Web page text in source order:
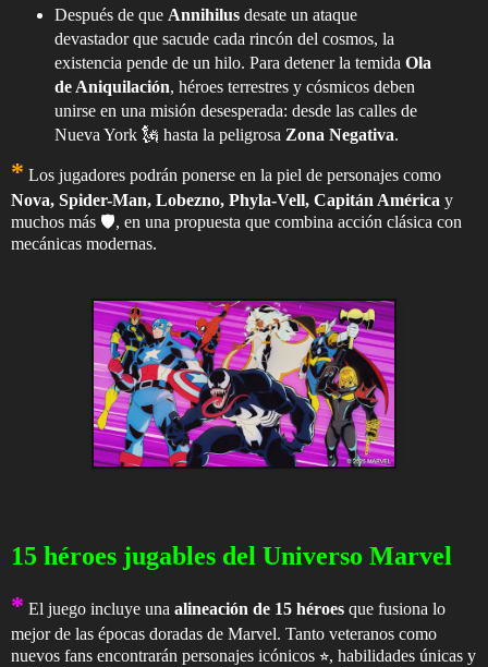
Después de que Annihilusdesate un ataque
devastador que sacude cada rincón del cosmos, la
existencia pende de un hilo. Para detener la temida Ola
de Aniquilación, héroes terrestres y cósmicos deben
unirse en una misión desesperada: desde las calles de
Nueva York 🗽 hasta la peligrosa Zona Negativa.
* Los jugadores podrán ponerse en la piel de personajes como
Nova, Spider-Man, Lobezno, Phyla-Vell, Capitán América y
muchos más 🛡️, en una propuesta que combina acción clásica con
mecánicas modernas.
15 héroes jugables del Universo Marvel
* El juego incluye una alineación de 15 héroes que fusiona lo
mejor de las épocas doradas de Marvel. Tanto veteranos como
nuevos fans encontrarán personajes icónicos ⭐, habilidades únicas y